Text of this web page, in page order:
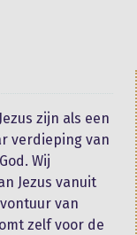
zijn als een
verdieping van
Wij
Jezus vanuit
van
zelf voor de